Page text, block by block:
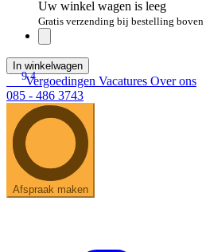
Uw winkel wagen is leeg
Gratis verzending bij bestelling boven
In winkelwagen
9.4
Vergoedingen Vacatures Over ons
085 - 486 3743
Afspraak maken